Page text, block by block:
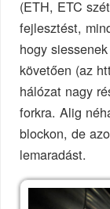
(ETH, ETC
fejlesztést,
hogy
követően (az
hálózat nagy
forkra. Alig
blockon, de
lemaradást.